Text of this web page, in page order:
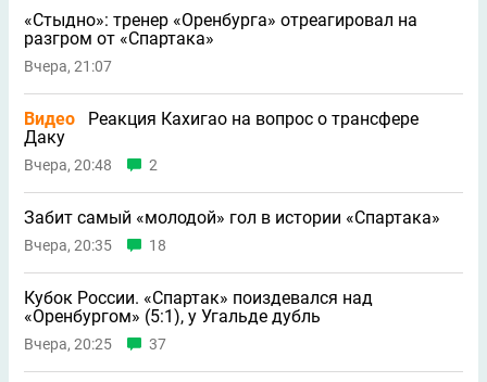
«Стыдно»: тренер «Оренбурга» отреагировал на
разгром от «Спартака»
Вчера, 21:07
Видео
Реакция Кахигао на вопрос о трансфере
Даку
Вчера, 20:48 2
Забит самый «молодой» гол в истории «Спартака»
Вчера, 20:35 18
Кубок России. «Спартак» поиздевался над
«Оренбургом» (5:1), у Угальде дубль
Вчера, 20:25 37